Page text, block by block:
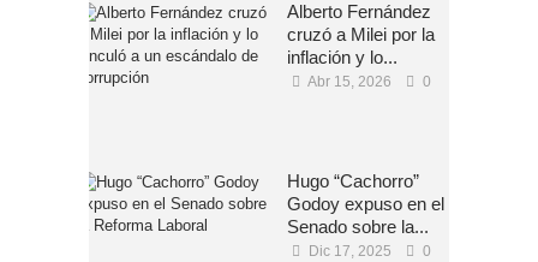
Alberto Fernández
cruzó a Milei por la
inflación y lo...
Abr 15, 2026 0
Hugo “Cachorro”
Godoy expuso en el
Senado sobre la...
Dic 17, 2025 0